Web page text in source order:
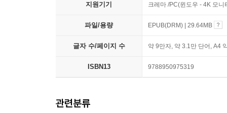
지원기기 크레마 /PC(윈도우 - 4K 모
파일/용량 EPUB(DRM) | 29.64MB
글자 수/페이지 수 약 9만자, 약 3.1만 단어, A4
ISBN13 9788950975319
관련분류